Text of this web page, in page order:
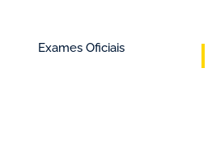
Exames Oficiais